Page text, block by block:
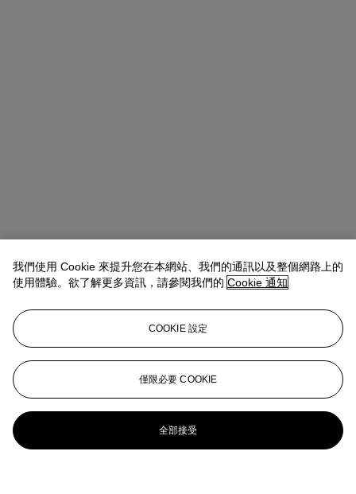
我們使用 Cookie 來提升您在本網站、我們的通訊以及整個網路上的
使用體驗。欲了解更多資訊，請參閱我們的 Cookie 通知
COOKIE 設定
僅限必要 COOKIE
全部接受